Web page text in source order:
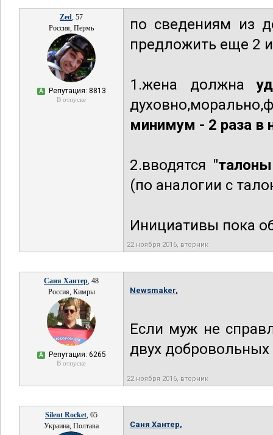
Zed, 57
Россия, Пермь
А Репутация: 8813
В отпуске
по сведениям из
предложить еще 2
1.жена должна
минимум - 2 раза в
2.вводятся
(по аналогии с
Инициативы пока
22 ноября 2016, вторник
Саня Хантер, 48
Россия, Кимры
А Репутация: 6265
В отпуске
Newsmaker,
Если муж не
двух
22 ноября 2016, вторник
Silent Rocket, 65
Украина, Полтава
Саня Хантер,